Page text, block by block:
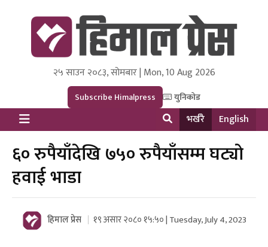
Himal Press
Dot NewsyNepal Media and Research Pvt Ltd.
२५ साउन २०८३, सोमबार | Mon, 10 Aug 2026
Subscribe Himalpress युनिकोड
भर्खरै English
६० रुपैयाँदेखि ७५० रुपैयाँसम्म घट्याे
हवाई भाडा
हिमाल प्रेस १९ असार २०८० १५:५० | Tuesday, July 4, 2023